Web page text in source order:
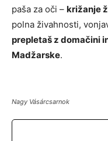
paša za oči – križanje
polna živahnosti,
prepletaš z domačini
Madžarske.
Nagy Vásárcsarnok